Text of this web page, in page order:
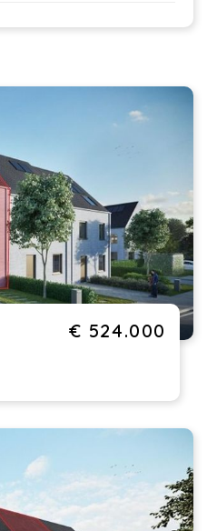
€ 524.000